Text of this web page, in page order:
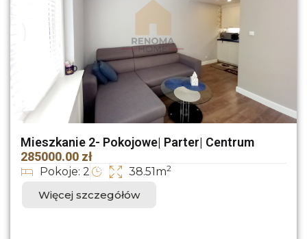
Mieszkanie 2- Pokojowe| Parter| Centrum
285000.00 zł
Pokoje: 2 38.51m2
Więcej szczegółów